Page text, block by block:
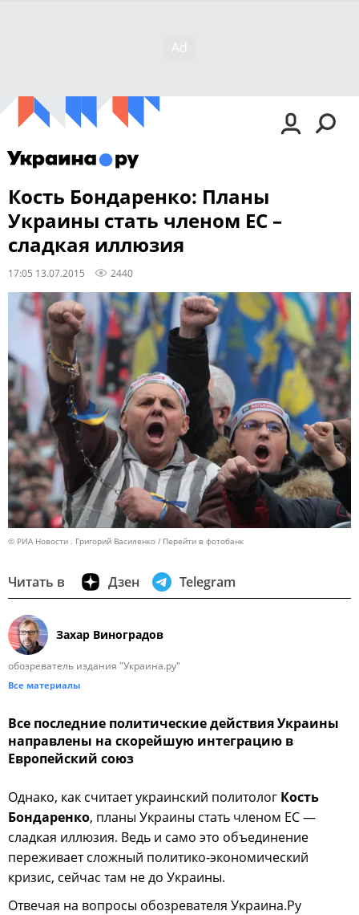
Кость Бондаренко: Планы
Украины стать членом ЕС –
сладкая иллюзия
17:05 13.07.2015 2440
© РИА Новости . Григорий Василенко Перейти в фотобанк
Читать в Дзен Telegram
Захар Виноградов
обозреватель издания "Украина.ру"
Все материалы
Все последние политические действия Украины
направлены на скорейшую интеграцию в
Европейский союз
Однако, как считает украинский политолог Кость
Бондаренко, планы Украины стать членом ЕС —
сладкая иллюзия. Ведь и само это объединение
переживает сложный политико-экономический
кризис, сейчас там не до Украины.
Отвечая на вопросы обозревателя Украина.Ру